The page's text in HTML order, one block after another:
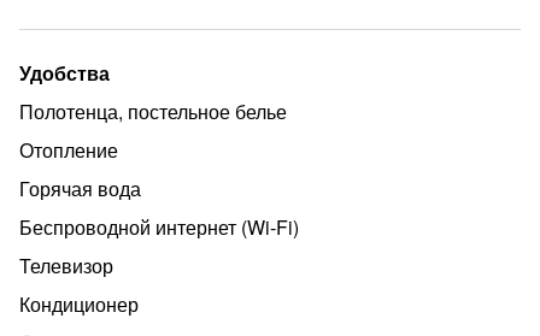
Удобства
Полотенца, постельное белье
Отопление
Горячая вода
Беспроводной интернет (Wi‑Fi)
Телевизор
Кондиционер